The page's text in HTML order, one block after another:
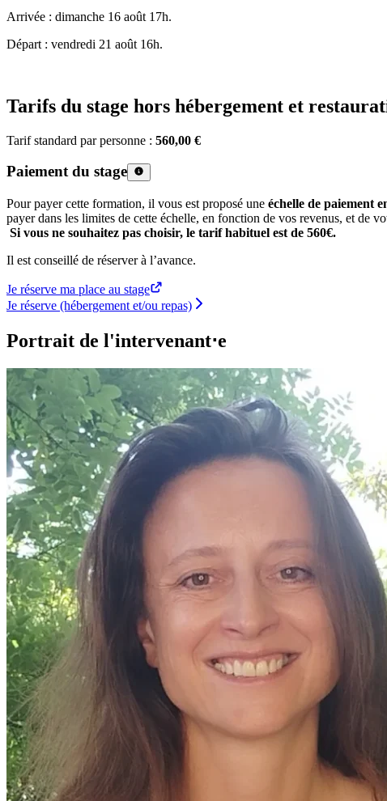
Arrivée : dimanche 16 août 17h.
Départ : vendredi 21 août 16h.
Tarifs du stage hors hébergement et
Tarif standard par personne : 560,00 €
Paiement du stage
Pour payer cette formation, il vous est proposé une échelle de paiement
payer dans les limites de cette échelle, en fonction de vos revenus, et de
Si vous ne souhaitez pas choisir, le tarif habituel est de 560€.
Il est conseillé de réserver à l’avance.
Je réserve ma place au stage
Je réserve (hébergement et/ou repas)
Portrait de l'intervenant⋅e